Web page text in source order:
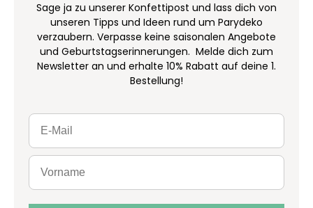
Sage ja zu unserer Konfettipost und lass dich von
unseren Tipps und Ideen rund um Parydeko
verzaubern. Verpasse keine saisonalen Angebote
und Geburtstagserinnerungen. Melde dich zum
Newsletter an und erhalte 10% Rabatt auf deine 1.
Bestellung!